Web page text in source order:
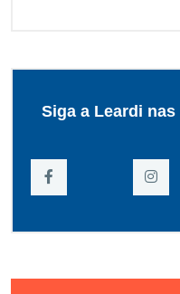
Siga a Leardi